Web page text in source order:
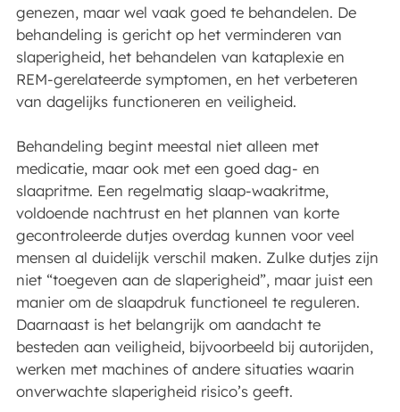
genezen, maar wel vaak goed te behandelen. De
behandeling is gericht op het verminderen van
slaperigheid, het behandelen van kataplexie en
REM-gerelateerde symptomen, en het verbeteren
van dagelijks functioneren en veiligheid.
Behandeling begint meestal niet alleen met
medicatie, maar ook met een goed dag- en
slaapritme. Een regelmatig slaap-waakritme,
voldoende nachtrust en het plannen van korte
gecontroleerde dutjes overdag kunnen voor veel
mensen al duidelijk verschil maken. Zulke dutjes zijn
niet “toegeven aan de slaperigheid”, maar juist een
manier om de slaapdruk functioneel te reguleren.
Daarnaast is het belangrijk om aandacht te
besteden aan veiligheid, bijvoorbeeld bij autorijden,
werken met machines of andere situaties waarin
onverwachte slaperigheid risico’s geeft.